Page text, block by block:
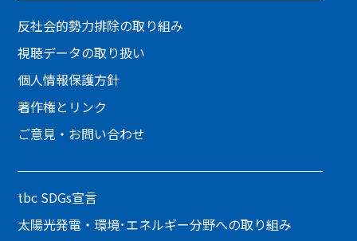
反社会的勢力排除の取り組み
視聴データの取り扱い
個人情報保護方針
著作権とリンク
ご意見・お問い合わせ
tbc SDGs宣言
太陽光発電・環境･エネルギー分野への取り組み